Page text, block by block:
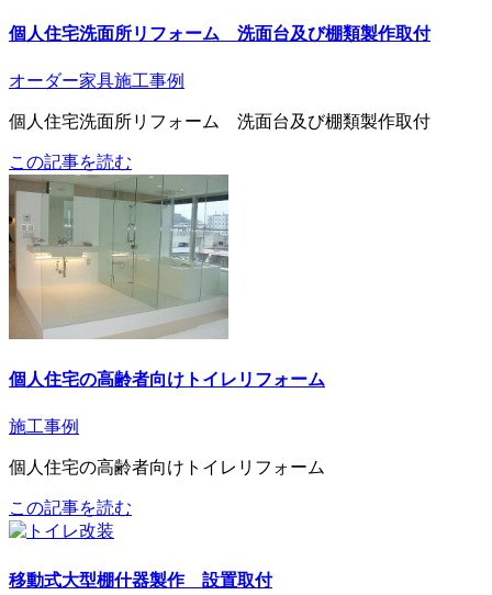
個人住宅洗面所リフォーム 洗面台及び棚類製作取付
オーダー家具施工事例
個人住宅洗面所リフォーム 洗面台及び棚類製作取付
この記事を読む
個人住宅の高齢者向けトイレリフォーム
施工事例
個人住宅の高齢者向けトイレリフォーム
この記事を読む
移動式大型棚什器製作 設置取付